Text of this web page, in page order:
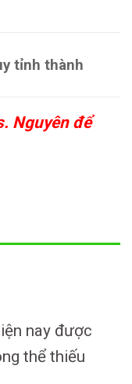
tỉnh thành
Nguyên để
nay được
thể thiếu